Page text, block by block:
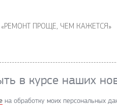
ПРОЩЕ, ЧЕМ КАЖЕТСЯ»
в курсе наших
на обработку моих персональных